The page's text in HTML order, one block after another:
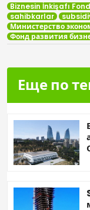
Biznesin İnkişafı
sahibkarlar
Министерство
Фонд развития
Еще по